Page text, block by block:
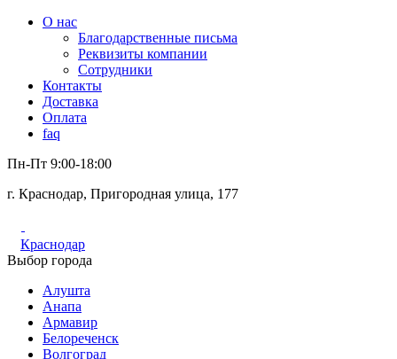
О нас
Благодарственные письма
Реквизиты компании
Сотрудники
Контакты
Доставка
Оплата
faq
Пн-Пт 9:00-18:00
г. Краснодар, Пригородная улица, 177
Краснодар
Выбор города
Алушта
Анапа
Армавир
Белореченск
Волгоград